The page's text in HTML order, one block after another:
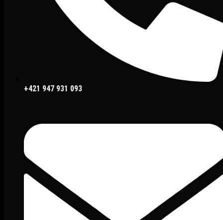
+421 947 931 093